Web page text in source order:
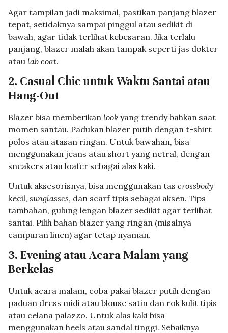
Agar tampilan jadi maksimal, pastikan panjang blazer
tepat, setidaknya sampai pinggul atau sedikit di
bawah, agar tidak terlihat kebesaran. Jika terlalu
panjang, blazer malah akan tampak seperti jas dokter
atau lab coat.
2. Casual Chic untuk Waktu Santai atau
Hang-Out
Blazer bisa memberikan look yang trendy bahkan saat
momen santau. Padukan blazer putih dengan t-shirt
polos atau atasan ringan. Untuk bawahan, bisa
menggunakan jeans atau short yang netral, dengan
sneakers atau loafer sebagai alas kaki.
Untuk aksesorisnya, bisa menggunakan tas crossbody
kecil, sunglasses, dan scarf tipis sebagai aksen. Tips
tambahan, gulung lengan blazer sedikit agar terlihat
santai. Pilih bahan blazer yang ringan (misalnya
campuran linen) agar tetap nyaman.
3. Evening atau Acara Malam yang
Berkelas
Untuk acara malam, coba pakai blazer putih dengan
paduan dress midi atau blouse satin dan rok kulit tipis
atau celana palazzo. Untuk alas kaki bisa
menggunakan heels atau sandal tinggi. Sebaiknya